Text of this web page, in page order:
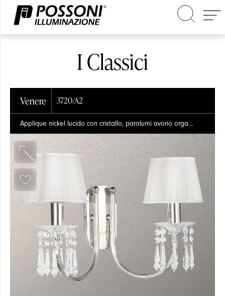
I Classici
Venere 3720/A2
Applique nickel lucido con cristallo, paralumi avorio organza plissé e cristalli Schoeler